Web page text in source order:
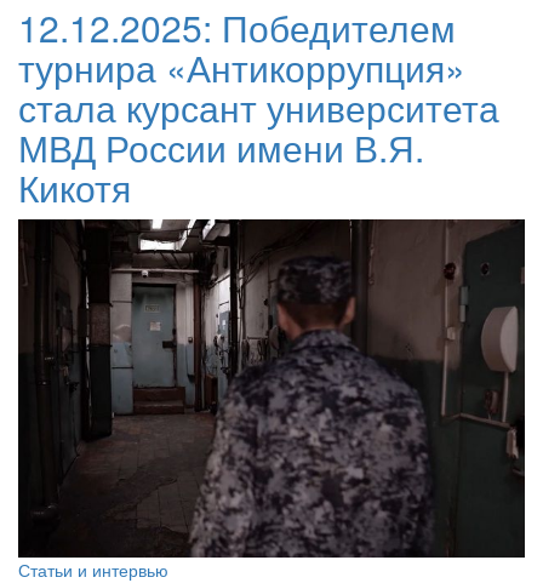
12.12.2025: Победителем
турнира «Антикоррупция»
стала курсант университета
МВД России имени В.Я.
Кикотя
Статьи и интервью